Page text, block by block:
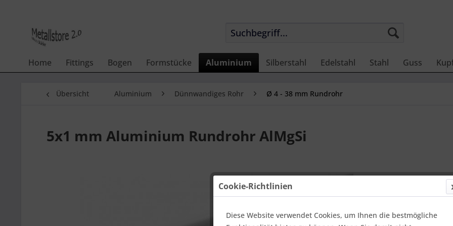
Home Fittings Bogen Formstücke Aluminium Silberstahl Edelstahl Stahl Guss
Übersicht Aluminium Dünnwandiges Rohr Ø 4 - 38 mm Rundrohr
5x1 mm Aluminium Rundrohr AlMgSi
9,98
1
Online-
Lieferzeit
Cookie-Richtlinien
Diese Website verwendet Cookies, um Ihnen die bestmögliche